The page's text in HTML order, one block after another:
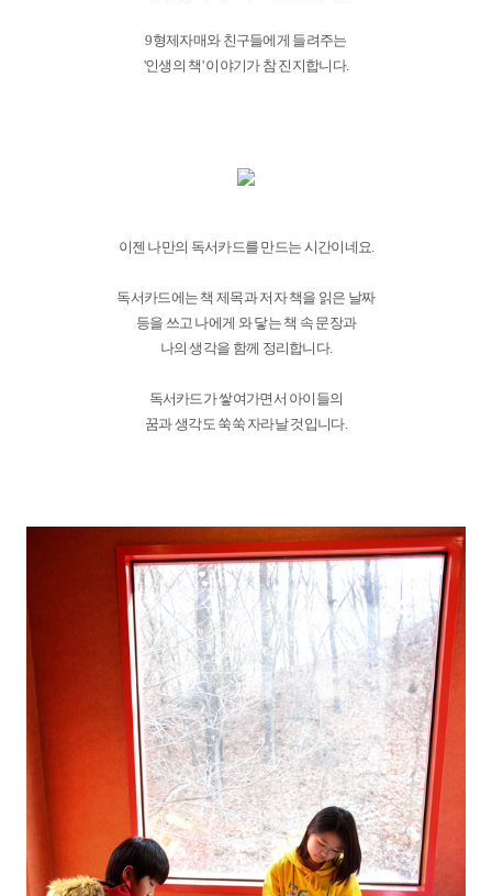
9형제자매와 친구들에게 들려주는
'인생의 책' 이야기가 참 진지합니다.
이젠 나만의 독서카드를 만드는 시간이네요.
독서카드에는 책 제목과 저자 책을 읽은 날짜
등을 쓰고 나에게 와 닿는 책 속 문장과
나의 생각을 함께 정리합니다.
독서카드가 쌓여가면서 아이들의
꿈과 생각도 쑥쑥 자라날 것입니다.